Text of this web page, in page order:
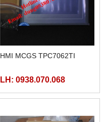
HMI MCGS TPC7062TI
LH: 0938.070.068